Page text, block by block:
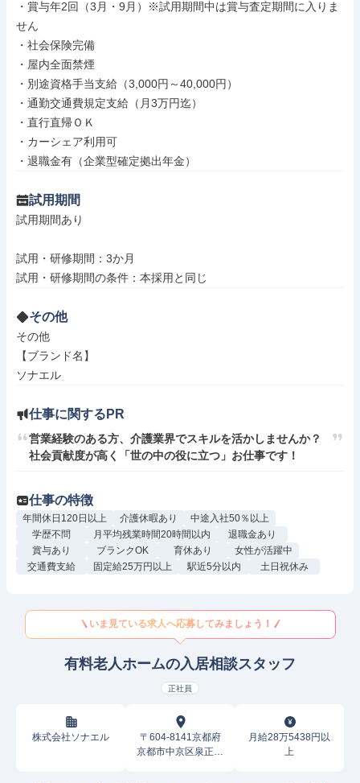
・賞与年2回（3月・9月）※試用期間中は賞与査定期間に入りま
せん
・社会保険完備
・屋内全面禁煙
・別途資格手当支給（3,000円～40,000円）
・通勤交通費規定支給（月3万円迄）
・直行直帰ＯＫ
・カーシェア利用可
・退職金有（企業型確定拠出年金）
試用期間
試用期間あり
試用・研修期間：3か月
その他
その他
【ブランド名】
ソナエル
仕事に関するPR
営業経験のある方、介護業界でスキルを活かしませんか？
社会貢献度が高く「世の中の役に立つ」お仕事です！
仕事の特徴
年間休日120日以上 介護休暇あり
中途入社50％以上
学歴不問
月平均残業時間20時間以内
退職金あり
賞与あり
ブランクOK 育休あり
女性が活躍中
交通費支給
固定給25万円以上 駅近5分以内 土日祝休み
いま見ている求人へ応募してみましょう！
有料老人ホームの入居相談スタッフ
正社員
株式会社ソナエル
〒604-8141京都府
京都市中京区泉正寺
月給28万5438円以
上